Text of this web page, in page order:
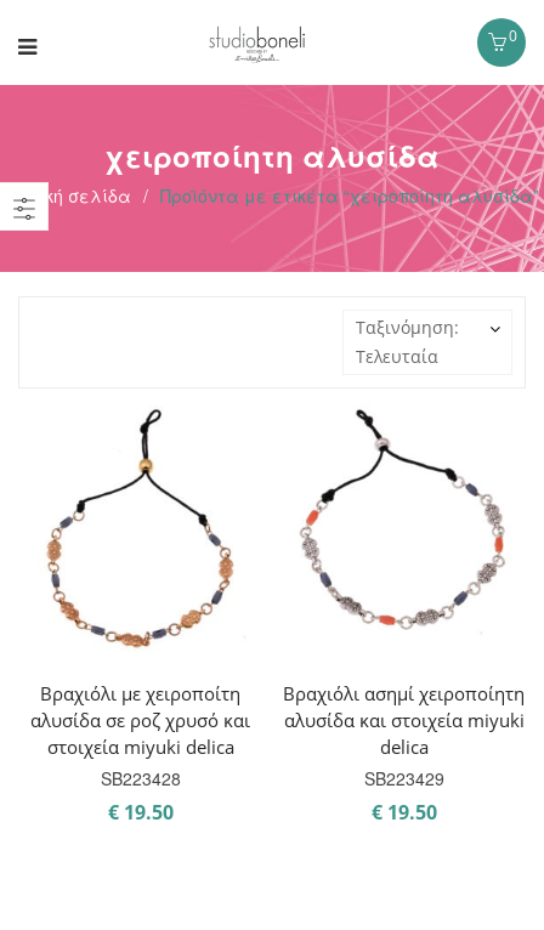
0
χειροποίητη αλυσίδα
Αρχική σελίδα / Προϊόντα με ετικέτα “χειροποίητη αλυσίδα”
Ταξινόμηση:
Τελευταία
Βραχιόλι με χειροποίτη
αλυσίδα σε ροζ χρυσό και
στοιχεία miyuki delica
SB223428
€19.50
Βραχιόλι ασημί χειροποίητη
αλυσίδα και στοιχεία miyuki
delica
SB223429
€19.50